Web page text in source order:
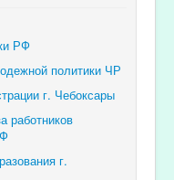
РФ
политики ЧР
г. Чебоксары
работников
г.